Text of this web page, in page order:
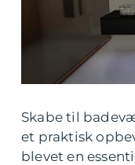
Skabe til
et praktisk
blevet en